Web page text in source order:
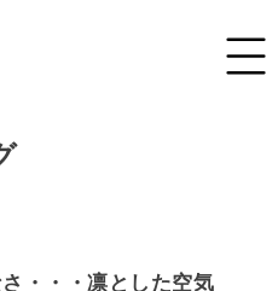
・・・凛とした空気